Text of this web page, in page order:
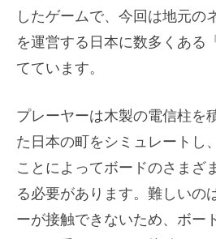
したゲームで、今回は地元の
を運営する日本に数多くある
てています。
プレーヤーは木製の電信柱を
た日本の町をシミュレートし
ことによってボードのさまざ
る必要があります。難しいの
ーが接触できないため、ボー